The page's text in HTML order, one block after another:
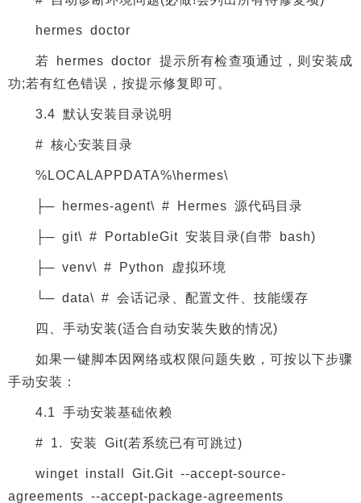
hermes doctor
若 hermes doctor 提示所有检查项通过，则安装成
功;若有红色错误，按提示修复即可。
3.4 默认安装目录说明
# 核心安装目录
%LOCALAPPDATA%\hermes\
├─ hermes-agent\ # Hermes 源代码目录
├─ git\ # PortableGit 安装目录(自带 bash)
├─ venv\ # Python 虚拟环境
└─ data\ # 会话记录、配置文件、技能缓存
四、手动安装(适合自动安装失败的情况)
如果一键脚本因网络或权限问题失败，可按以下步骤
手动安装：
4.1 手动安装基础依赖
# 1. 安装 Git(若系统已有可跳过)
winget install Git.Git --accept-source-
agreements --accept-package-agreements